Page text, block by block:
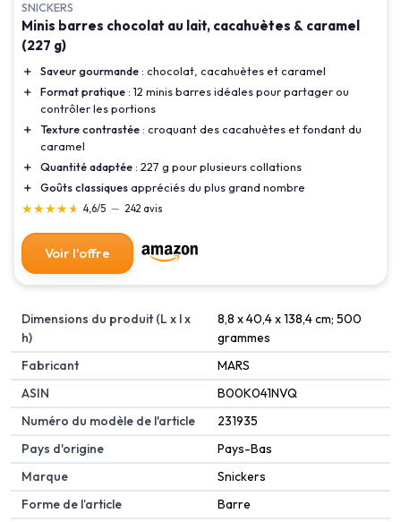
SNICKERS
Minis barres chocolat au lait, cacahuètes & caramel
(227 g)
＋ Saveur gourmande : chocolat, cacahuètes et caramel
＋
Format pratique : 12 minis barres idéales pour partager ou
contrôler les portions
＋
Texture contrastée : croquant des cacahuètes et fondant du
caramel
＋
Quantité adaptée : 227 g pour plusieurs collations
＋
Goûts classiquesappréciés du plus grand nombre
★★★★★
★★★★★ 4,6/5 — 242 avis
Voir l'offre
Dimensions du produit (L x l x
h)
8,8 x 40,4 x 138,4 cm; 500
grammes
Fabricant
MARS
ASIN
B00K041NVQ
Numéro du modèle de l'article
231935
Pays d'origine
Pays-Bas
Marque
Snickers
Forme de l’article
Barre